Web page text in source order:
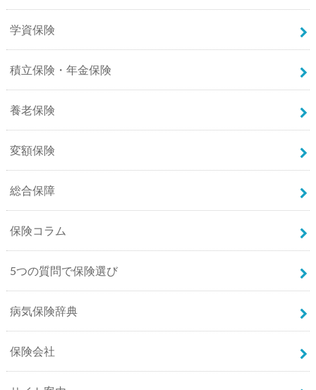
学資保険
積立保険・年金保険
養老保険
変額保険
総合保障
保険コラム
5つの質問で保険選び
病気保険辞典
保険会社